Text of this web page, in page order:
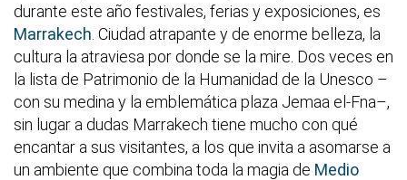
durante este año festivales, ferias y exposiciones, es
Marrakech . Ciudad atrapante y de enorme belleza, la
cultura la atraviesa por donde se la mire. Dos veces en
la lista de Patrimonio de la Humanidad de la Unesco –
con su medina y la emblemática plaza Jemaa el-Fna–,
sin lugar a dudas Marrakech tiene mucho con qué
encantar a sus visitantes, a los que invita a asomarse a
un ambiente que combina toda la magia de Medio